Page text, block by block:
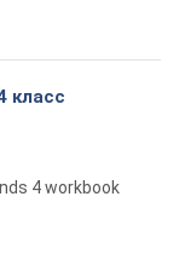
класс
4 workbook